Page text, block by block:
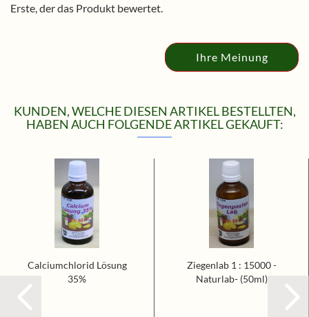
Erste, der das Produkt bewertet.
Ihre Meinung
KUNDEN, WELCHE DIESEN ARTIKEL BESTELLTEN,
HABEN AUCH FOLGENDE ARTIKEL GEKAUFT:
Calciumchlorid Lösung
35%
Ziegenlab 1 : 15000 -
Naturlab- (50ml)